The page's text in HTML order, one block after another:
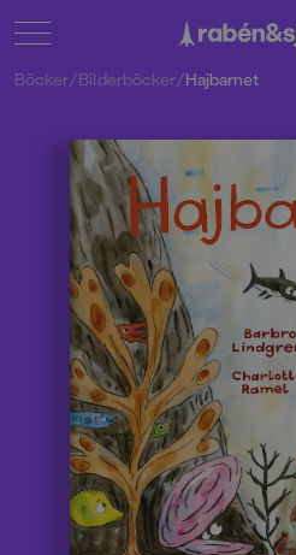
Böcker/Bilderböcker/Hajbarnet